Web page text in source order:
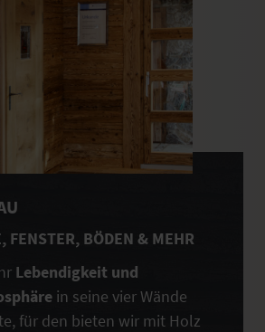
FENSTER, BÖDEN & MEHR
Lebendigkeit und
in seine vier Wände
für den bieten wir mit Holz